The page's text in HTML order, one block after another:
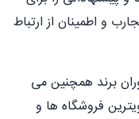
و اطمینان از ارتباط
برند همچنین می
فروشگاه ها و